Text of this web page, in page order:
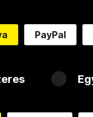
PayPal